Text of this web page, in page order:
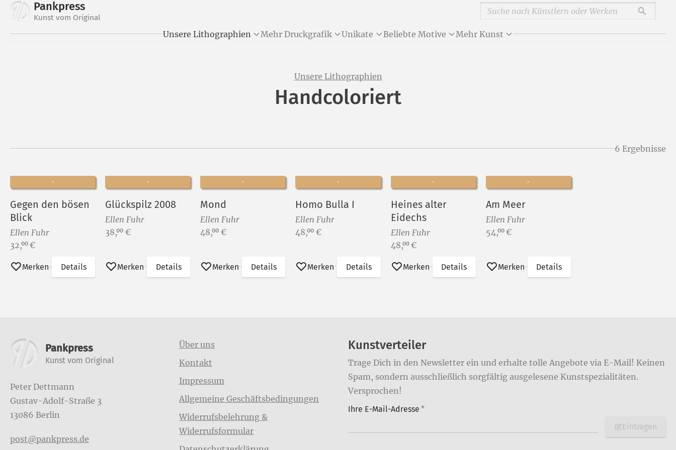
Pankpress
Kunst vom Original
Unsere Lithographien
Mehr Druckgrafik Unikate Beliebte Motive Mehr Kunst
Unsere Lithographien
Handcoloriert
6 Ergebnisse
Gegen den bösen
Blick
Ellen Fuhr
Preis:
32,00 €
Merken Details
Glückspilz 2008
Ellen Fuhr
Preis:
38,00 €
Merken Details
Mond
Ellen Fuhr
Preis:
48,00 €
Merken Details
Homo Bulla I
Ellen Fuhr
Preis:
48,00 €
Merken Details
Heines alter
Eidechs
Ellen Fuhr
Preis:
48,00 €
Merken Details
Am Meer
Ellen Fuhr
Preis:
54,00 €
Merken Details
Weitere Informationen
Pankpress
Kunst vom Original
Peter Dettmann
Gustav-Adolf-Straße 3
13086 Berlin
post@pankpress.de
Über uns
Kontakt
Impressum
Allgemeine Geschäftsbedingungen
Widerrufsbelehrung &
Widerrufsformular
Kunstverteiler
Trage Dich in den Newsletter ein und erhalte tolle Angebote via E-Mail! Keinen
Spam, sondern ausschließlich sorgfältig ausgelesene Kunstspezialitäten.
Versprochen!
Ihre E-Mail-Adresse *
Eintragen